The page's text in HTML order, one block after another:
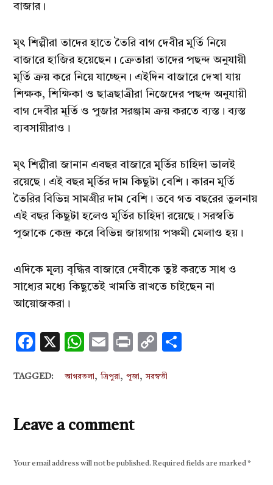
বাজার।
মৃৎ শিল্পীরা তাদের হাতে তৈরি বাগ দেবীর মূর্তি নিয়ে
বাজারে হাজির হয়েছেন। ক্রেতারা তাদের পছন্দ অনুযায়ী
মূর্তি ক্রয় করে নিয়ে যাচ্ছেন। এইদিন বাজারে দেখা যায়
শিক্ষক, শিক্ষিকা ও ছাত্রছাত্রীরা নিজেদের পছন্দ অনুযায়ী
বাগ দেবীর মূর্তি ও পুজার সরঞ্জাম ক্রয় করতে ব্যস্ত। ব্যস্ত
ব্যবসায়ীরাও।
মৃৎ শিল্পীরা জানান এবছর বাজারে মূর্তির চাহিদা ভালই
রয়েছে। এই বছর মূর্তির দাম কিছুটা বেশি। কারন মূর্তি
তৈরির বিভিন্ন সামগ্রীর দাম বেশি। তবে গত বছরের তুলনায়
এই বছর কিছুটা হলেও মূর্তির চাহিদা রয়েছে। সরস্বতি
পূজাকে কেন্দ্র করে বিভিন্ন জায়গায় পঞ্চমী মেলাও হয়।
এদিকে মূল্য বৃদ্ধির বাজারে দেবীকে তুষ্ট করতে সাধ ও
সাধ্যের মধ্যে কিছুতেই খামতি রাখতে চাইছেন না
আয়োজকরা।
Facebook
X WhatsApp
EmailPrintCopy
TAGGED: আগরতলা ,ত্রিপুরা ,পূজা ,সরস্বতী
Leave a comment
Your email address will not be published. Required fields are marked*